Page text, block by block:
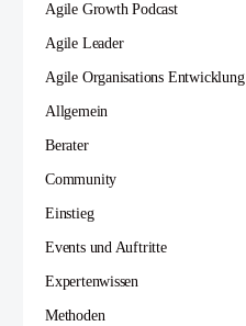
Agile Growth Podcast
Agile Leader
Agile Organisations Entwicklung
Allgemein
Berater
Community
Einstieg
Events und Auftritte
Expertenwissen
Methoden